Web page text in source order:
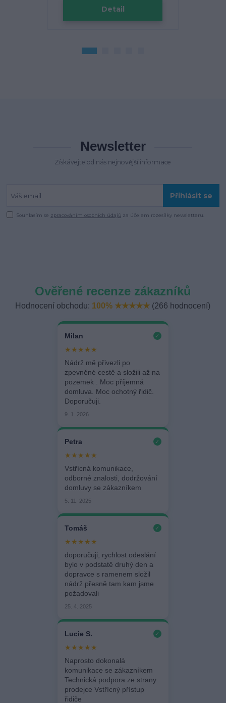
Detail
Newsletter
Získávejte od nás nejnovější informace
Přihlásit se
Souhlasím se zpracováním osobních údajů za účelem rozesílky newsletteru.
Ověřené recenze zákazníků
Hodnocení obchodu: 100% ★★★★★ (266 hodnocení)
Milan ✓
★★★★★
Nádrž mě přivezli po
zpevněné cestě a složili až na
pozemek . Moc příjemná
domluva. Moc ochotný řidič.
Doporučuji.
9. 1. 2026
Petra ✓
★★★★★
Vstřícná komunikace,
odborné znalosti, dodržování
domluvy se zákazníkem
5. 11. 2025
Tomáš ✓
★★★★★
doporučuji, rychlost odeslání
bylo v podstatě druhý den a
dopravce s ramenem složil
nádrž přesně tam kam jsme
požadovali
25. 4. 2025
Lucie S. ✓
★★★★★
Naprosto dokonalá
komunikace se zákazníkem
Technická podpora ze strany
prodejce Vstřícný přístup
řidiče